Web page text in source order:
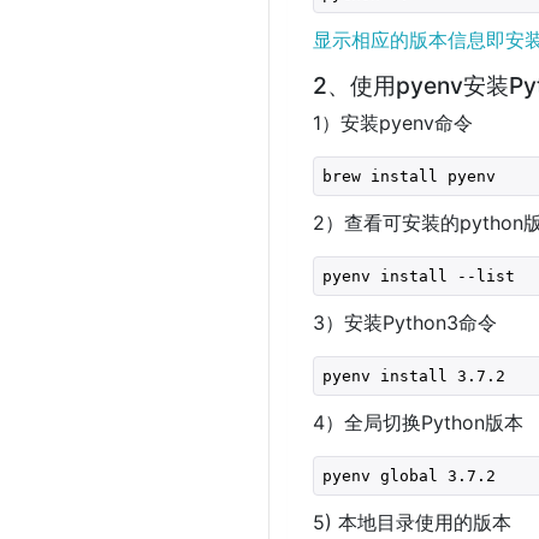
显示相应的版本信息即安
2、使用pyenv安装
1）安装pyenv命令
brew install pyenv
2）查看可安装的python
pyenv install --list
3）安装Python3命令
pyenv install 3.7.2
4）全局切换Python版本
pyenv global 3.7.2
5) 本地目录使用的版本